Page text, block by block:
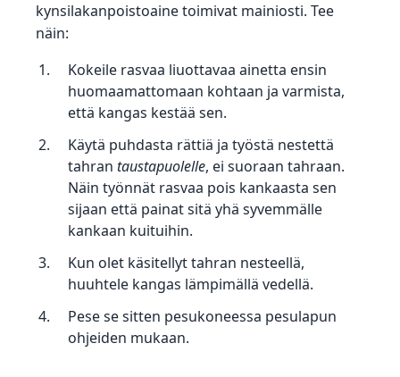
kynsilakanpoistoaine toimivat mainiosti. Tee
näin:
Kokeile rasvaa liuottavaa ainetta ensin
huomaamattomaan kohtaan ja varmista,
että kangas kestää sen.
Käytä puhdasta rättiä ja työstä nestettä
tahran taustapuolelle, ei suoraan tahraan.
Näin työnnät rasvaa pois kankaasta sen
sijaan että painat sitä yhä syvemmälle
kankaan kuituihin.
Kun olet käsitellyt tahran nesteellä,
huuhtele kangas lämpimällä vedellä.
Pese se sitten pesukoneessa pesulapun
ohjeiden mukaan.